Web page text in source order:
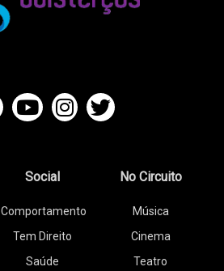
Social
Comportamento
Tem Direito
Saúde
No Circuito
Música
Cinema
Teatro